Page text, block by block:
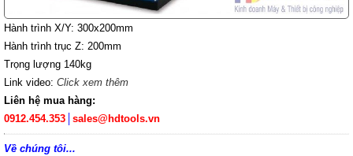
Hành trình X/Y: 300x200mm
Hành trình trục Z: 200mm
Trọng lượng 140kg
Link video: Click xem thêm
Liên hệ mua hàng:
0912.454.353 sales@hdtools.vn
Về chúng tôi...